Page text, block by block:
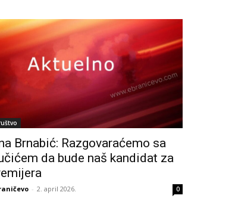
Brnabić: Razgovaraćemo sa
da bude naš kandidat za
- 2. april 2026. 0